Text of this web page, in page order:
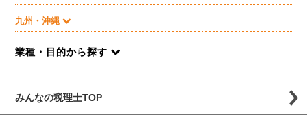
九州・沖縄
業種・目的から探す
みんなの税理士TOP